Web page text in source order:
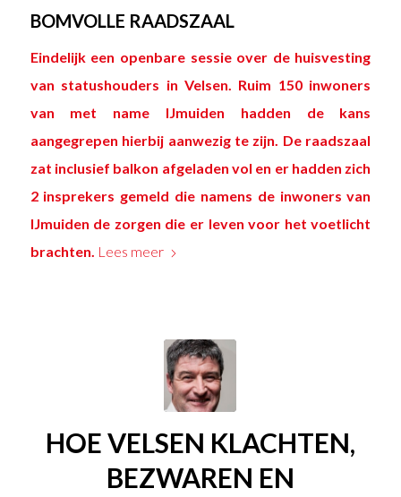
BOMVOLLE RAADSZAAL
Eindelijk een openbare sessieover de huisvesting
van statushouders in Velsen. Ruim 150 inwoners
van met name IJmuiden hadden de kans
aangegrepen hierbij aanwezig te zijn. De raadszaal
zat inclusief balkon afgeladen vol en er hadden zich
2 insprekers gemeld die namens de inwoners van
IJmuiden de zorgen die er leven voor het voetlicht
brachten. Lees meer
HOE VELSEN KLACHTEN,
BEZWAREN EN